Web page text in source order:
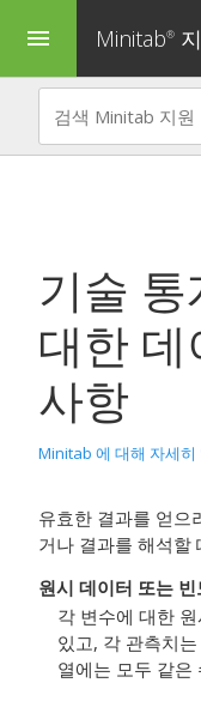
menu Minitab®
기술 통
대한 데
사항
Minitab 에 대해 자세히
유효한 결과를 얻으
거나 결과를 해석할
원시 데이터 또는
각 변수에 대한
있고, 각 관측치
열에는 모두 같은